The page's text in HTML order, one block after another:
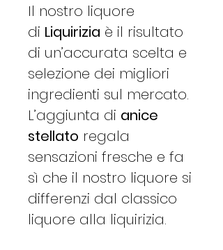
Il nostro liquore
di Liquirizia è il risultato
di un’accurata scelta e
selezione dei migliori
ingredienti sul mercato.
L’aggiunta di anice
stellato regala
sensazioni fresche e fa
sì che il nostro liquore si
differenzi dal classico
liquore alla liquirizia.